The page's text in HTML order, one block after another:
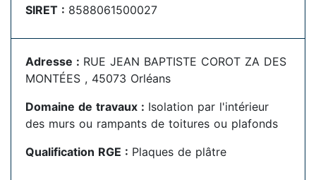
SIRET : 8588061500027
Adresse : RUE JEAN BAPTISTE COROT ZA DES
MONTÉES , 45073 Orléans
Domaine de travaux : Isolation par l'intérieur
des murs ou rampants de toitures ou plafonds
Qualification RGE : Plaques de plâtre